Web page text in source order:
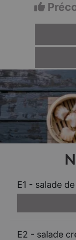
E1 - salade
E2 - salade